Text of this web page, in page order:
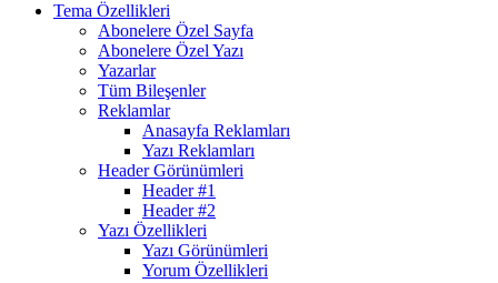
Tema Özellikleri
Abonelere Özel Sayfa
Abonelere Özel Yazı
Yazarlar
Tüm Bileşenler
Reklamlar
Anasayfa Reklamları
Yazı Reklamları
Header Görünümleri
Header #1
Header #2
Yazı Özellikleri
Yazı Görünümleri
Yorum Özellikleri